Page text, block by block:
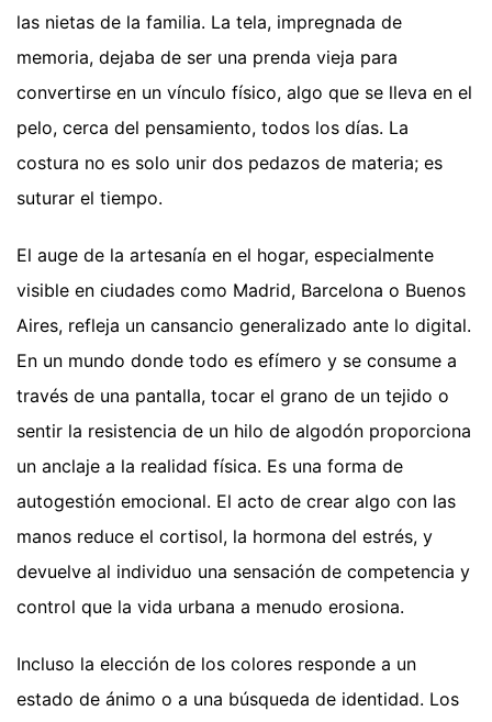
las nietas de la familia. La tela, impregnada de
memoria, dejaba de ser una prenda vieja para
convertirse en un vínculo físico, algo que se lleva en el
pelo, cerca del pensamiento, todos los días. La
costura no es solo unir dos pedazos de materia; es
suturar el tiempo.
El auge de la artesanía en el hogar, especialmente
visible en ciudades como Madrid, Barcelona o Buenos
Aires, refleja un cansancio generalizado ante lo digital.
En un mundo donde todo es efímero y se consume a
través de una pantalla, tocar el grano de un tejido o
sentir la resistencia de un hilo de algodón proporciona
un anclaje a la realidad física. Es una forma de
autogestión emocional. El acto de crear algo con las
manos reduce el cortisol, la hormona del estrés, y
devuelve al individuo una sensación de competencia y
control que la vida urbana a menudo erosiona.
Incluso la elección de los colores responde a un
estado de ánimo o a una búsqueda de identidad. Los